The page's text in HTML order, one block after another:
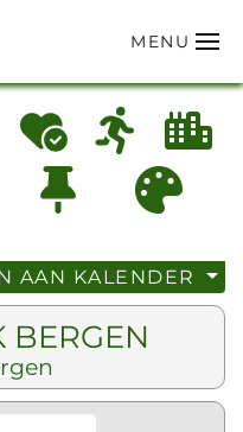
MENU
AAN KALENDER
BERGEN